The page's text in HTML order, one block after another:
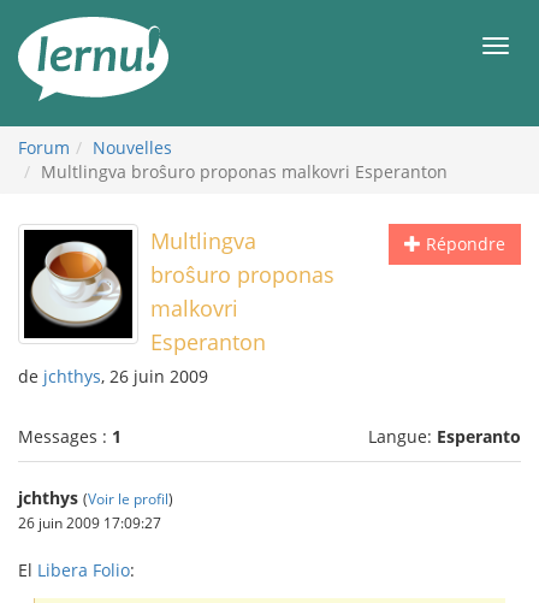
contenu
Forum
Nouvelles
Multlingva broŝuro proponas malkovri Esperanton
Répondre
Multlingva
broŝuro proponas
malkovri
Esperanton
de jchthys, 26 juin 2009
Messages : 1 Langue: Esperanto
jchthys (Voir le profil)
26 juin 2009 17:09:27
El Libera Folio: